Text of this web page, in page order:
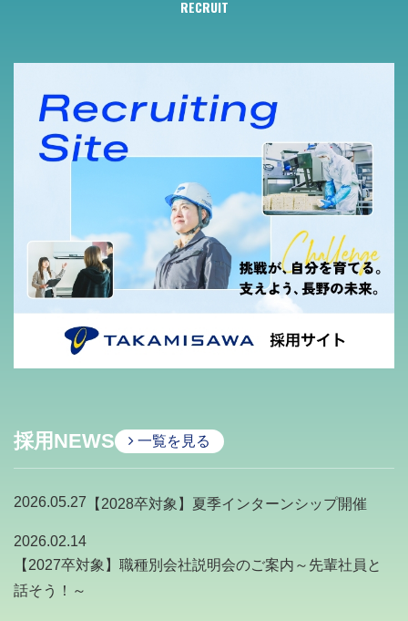
RECRUIT
採用NEWS 一覧を見る
2026.05.27 【2028卒対象】夏季インターンシップ開催
2026.02.14
【2027卒対象】職種別会社説明会のご案内～先輩社員と
話そう！～